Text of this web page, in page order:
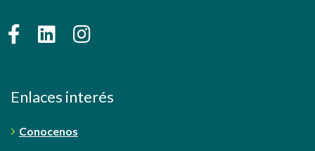
Enlaces interés
Conocenos